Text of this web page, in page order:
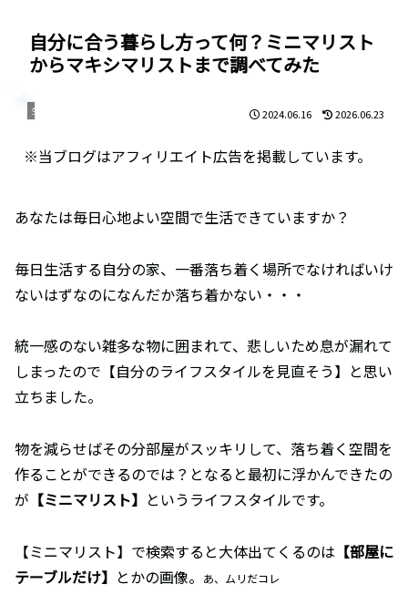
自分に合う暮らし方って何？ミニマリスト
からマキシマリストまで調べてみた
生活 2024.06.16 2026.06.23
※当ブログはアフィリエイト広告を掲載しています。
あなたは毎日心地よい空間で生活できていますか？
毎日生活する自分の家、一番落ち着く場所でなければいけ
ないはずなのになんだか落ち着かない・・・
統一感のない雑多な物に囲まれて、悲しいため息が漏れて
しまったので【自分のライフスタイルを見直そう】と思い
立ちました。
物を減らせばその分部屋がスッキリして、落ち着く空間を
作ることができるのでは？となると最初に浮かんできたの
が 【ミニマリスト】 というライフスタイルです。
【ミニマリスト】で検索すると大体出てくるのは 【部屋に
テーブルだけ】 とかの画像。 あ、ムリだコレ